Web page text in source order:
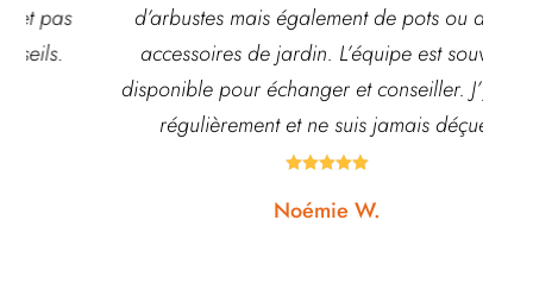
d’arbustes mais également de pots ou autre
accessoires de jardin. L’équipe est souvent
disponible pour échanger et conseiller. J’y vais
régulièrement et ne suis jamais déçue.

Noémie W.